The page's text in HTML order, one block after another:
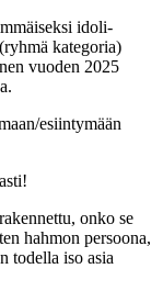
idoli-
kategoria)
vuoden 2025
esiintymään
onko se
hahmon persoona,
todella iso asia